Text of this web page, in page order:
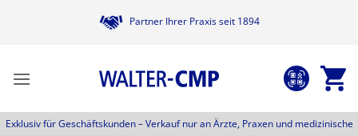
Partner Ihrer Praxis seit 1894
Exklusiv für Geschäftskunden –Verkauf nur an Ärzte, Praxen und medizinische